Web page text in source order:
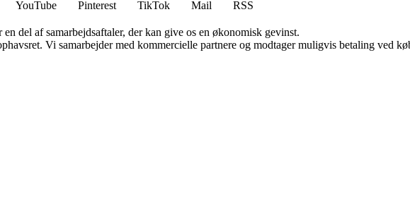
YouTube Pinterest TikTok Mail
RSS
del af samarbejdsaftaler, der kan give os en økonomisk gevinst.
Vi samarbejder med kommercielle partnere og modtager muligvis betaling ved